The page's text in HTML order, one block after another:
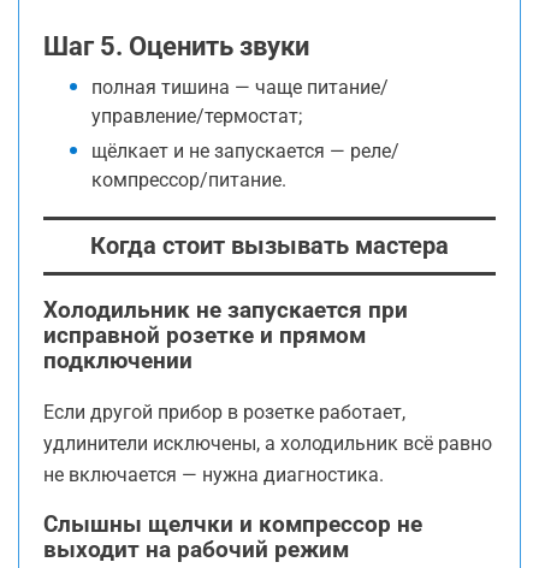
Шаг 5. Оценить звуки
полная тишина — чаще питание/
управление/термостат;
щёлкает и не запускается — реле/
компрессор/питание.
Когда стоит вызывать мастера
Холодильник не запускается при
исправной розетке и прямом
подключении
Если другой прибор в розетке работает,
удлинители исключены, а холодильник всё равно
не включается — нужна диагностика.
Слышны щелчки и компрессор не
выходит на рабочий режим